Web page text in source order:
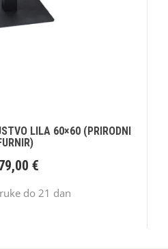
LILA 60×60 (PRIRODNI
€
do 21 dan